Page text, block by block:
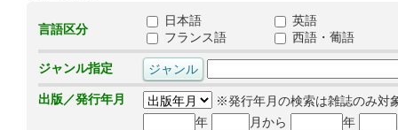
言語区分
日本語
英語
フランス語
西語・葡語
ジャンル指定
出版／発行年月
※発行年月の検索は雑誌のみ対
年
月から 年